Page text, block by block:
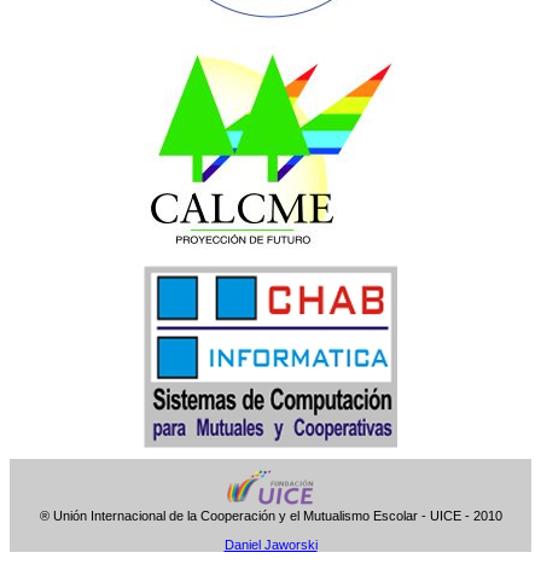
® Unión Internacional de la Cooperación y el Mutualismo Escolar - UICE - 2010
Daniel Jaworski